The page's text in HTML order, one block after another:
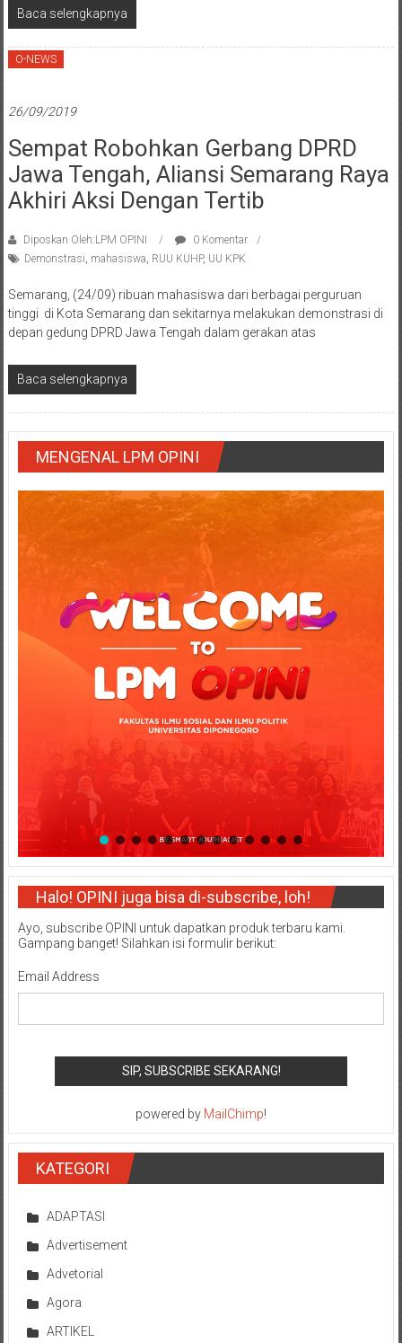
Baca selengkapnya
O-NEWS
26/09/2019
Sempat Robohkan Gerbang DPRD
Jawa Tengah, Aliansi Semarang Raya
Akhiri Aksi Dengan Tertib
Diposkan Oleh:LPM OPINI
0 Komentar
Demonstrasi, mahasiswa, RUU KUHP, UU KPK
Semarang, (24/09) ribuan mahasiswa dari berbagai perguruan
tinggi di Kota Semarang dan sekitarnya melakukan demonstrasi di
depan gedung DPRD Jawa Tengah dalam gerakan atas
Baca selengkapnya
MENGENAL LPM OPINI
Halo! OPINI juga bisa di-subscribe, loh!
Ayo, subscribe OPINI untuk dapatkan produk terbaru kami.
Gampang banget! Silahkan isi formulir berikut:
Email Address
powered by MailChimp!
KATEGORI
ADAPTASI
Advertisement
Advetorial
Agora
ARTIKEL